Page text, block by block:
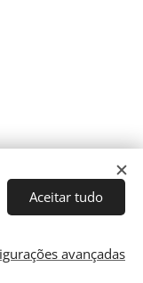
Aceitar tudo
avançadas